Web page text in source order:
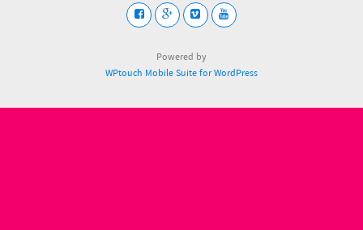
Powered by
WPtouch Mobile Suite for WordPress